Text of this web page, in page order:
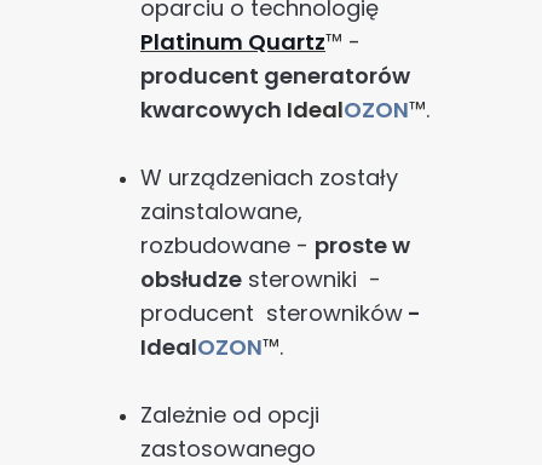
oparciu o technologię
Platinum Quartz™ -
producent generatorów
kwarcowych IdealOZON™.
W urządzeniach zostały
zainstalowane,
rozbudowane - proste w
obsłudze sterowniki -
producent sterowników -
IdealOZON™.
Zależnie od opcji
zastosowanego